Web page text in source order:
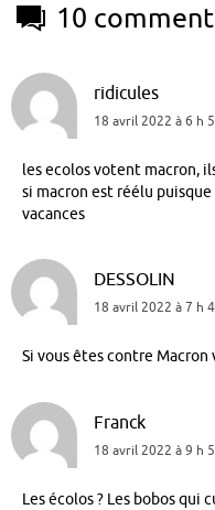
10
ridicules
18 avril 2022 à 6 h
les ecolos votent macron,
si macron est réélu puisque
vacances
DESSOLIN
18 avril 2022 à 7 h
Si vous êtes contre Macron
Franck
18 avril 2022 à 9 h
Les écolos ? Les bobos qui